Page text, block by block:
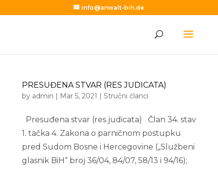
info@anwalt-bih.de
PRESUĐENA STVAR (RES JUDICATA)
by admin | Mar 5, 2021 | Stručni članci
Presuđena stvar (res judicata) Član 34. stav
1. tačka 4. Zakona o parničnom postupku
pred Sudom Bosne i Hercegovine („Službeni
glasnik BiH“ broj 36/04, 84/07, 58/13 i 94/16);